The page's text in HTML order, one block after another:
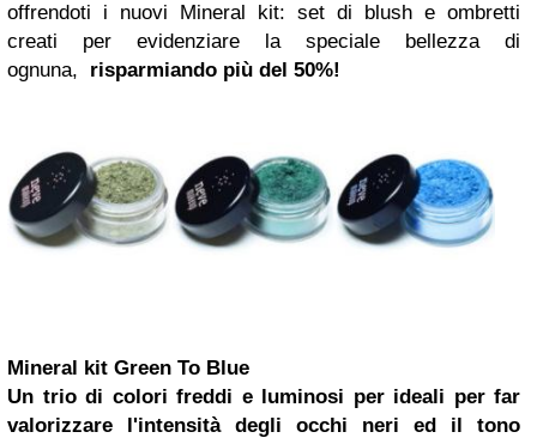
offrendoti i nuovi Mineral kit: set di blush e ombretti
creati per evidenziare la speciale bellezza di
ognuna, risparmiando più del 50%!
Mineral kit Green To Blue
Un trio di colori freddi e luminosi per ideali per far
valorizzare l'intensità degli occhi neri ed il tono